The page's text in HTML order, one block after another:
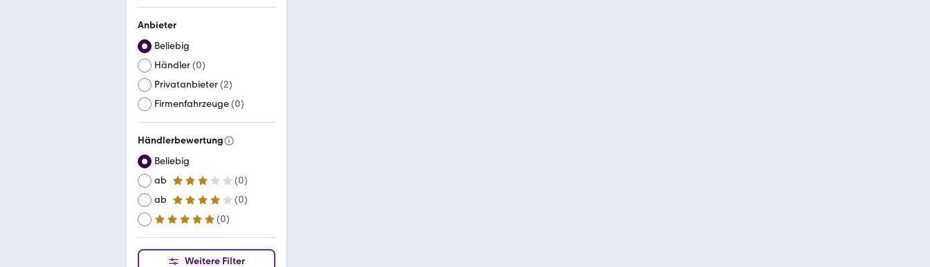
Anbieter
Beliebig
Händler(0)
Privatanbieter(2)
Firmenfahrzeuge(0)
Händlerbewertung
Beliebig
ab
3 Sterne (0)
ab
4 Sterne (0)
ab
5 Sterne (0)
Weitere Filter